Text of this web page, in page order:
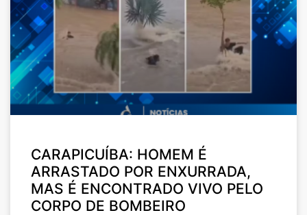
CARAPICUÍBA: HOMEM É
ARRASTADO POR ENXURRADA,
MAS É ENCONTRADO VIVO PELO
CORPO DE BOMBEIRO